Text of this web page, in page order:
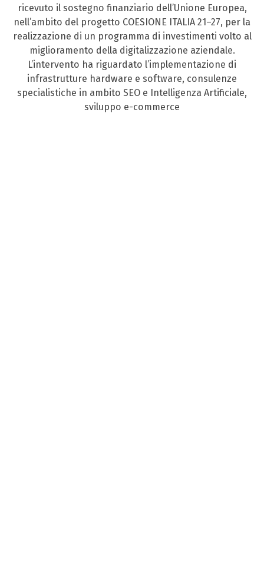
ricevuto il sostegno finanziario dell’Unione Europea,
nell’ambito del progetto COESIONE ITALIA 21–27, per la
realizzazione di un programma di investimenti volto al
miglioramento della digitalizzazione aziendale.
L’intervento ha riguardato l’implementazione di
infrastrutture hardware e software, consulenze
specialistiche in ambito SEO e Intelligenza Artificiale,
sviluppo e-commerce